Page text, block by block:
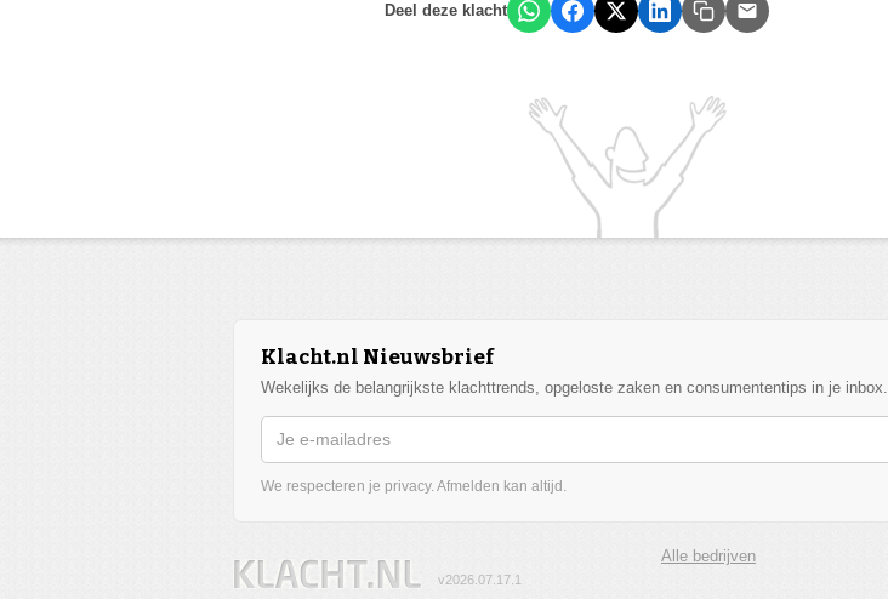
Deel deze klacht
Klacht.nl Nieuwsbrief
Wekelijks de belangrijkste klachttrends, opgeloste zaken en consumententips in je inbox.
We respecteren je privacy. Afmelden kan altijd.
Alle bedrijven
v2026.07.17.1